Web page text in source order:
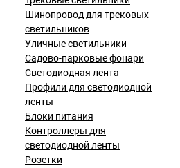
Шинопровод для трековых
светильников
Уличные светильники
Садово-парковые фонари
Светодиодная лента
Профили для светодиодной
ленты
Блоки питания
Контроллеры для
светодиодной ленты
Розетки